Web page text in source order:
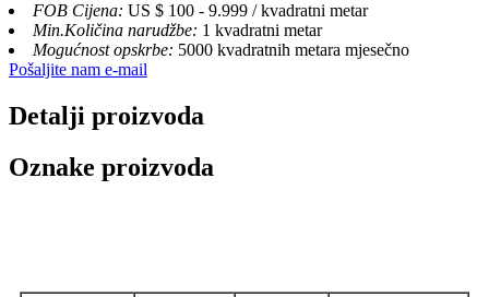
FOB Cijena: US $ 100 - 9.999 / kvadratni metar
Min.Količina narudžbe: 1 kvadratni metar
Mogućnost opskrbe: 5000 kvadratnih metara mjesečno
Pošaljite nam e-mail
Detalji proizvoda
Oznake proizvoda